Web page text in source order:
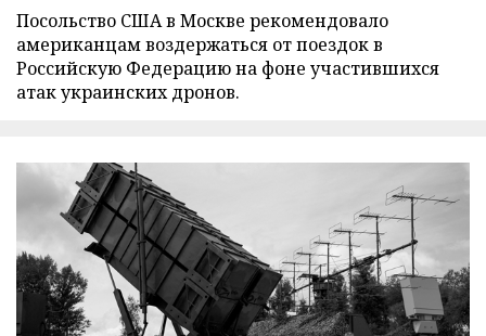
Посольство США в Москве рекомендовало
американцам воздержаться от поездок в
Российскую Федерацию на фоне участившихся
атак украинских дронов.